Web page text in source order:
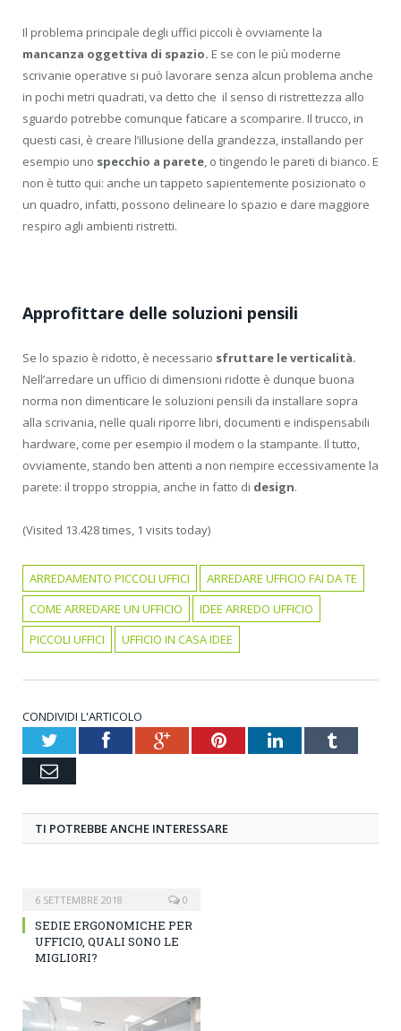
Il problema principale degli uffici piccoli è ovviamente la
mancanza oggettiva di spazio. E se con le più moderne
scrivanie operative si può lavorare senza alcun problema anche
in pochi metri quadrati, va detto che il senso di ristrettezza allo
sguardo potrebbe comunque faticare a scomparire. Il trucco, in
questi casi, è creare l’illusione della grandezza, installando per
esempio uno specchio a parete, o tingendo le pareti di bianco. E
non è tutto qui: anche un tappeto sapientemente posizionato o
un quadro, infatti, possono delineare lo spazio e dare maggiore
respiro agli ambienti ristretti.
Approfittare delle soluzioni pensili
Se lo spazio è ridotto, è necessario sfruttare le verticalità.
Nell’arredare un ufficio di dimensioni ridotte è dunque buona
norma non dimenticare le soluzioni pensili da installare sopra
alla scrivania, nelle quali riporre libri, documenti e indispensabili
hardware, come per esempio il modem o la stampante. Il tutto,
ovviamente, stando ben attenti a non riempire eccessivamente la
parete: il troppo stroppia, anche in fatto di design.
(Visited 13.428 times, 1 visits today)
ARREDAMENTO PICCOLI UFFICI
ARREDARE UFFICIO FAI DA TE
COME ARREDARE UN UFFICIO
IDEE ARREDO UFFICIO
PICCOLI UFFICI
UFFICIO IN CASA IDEE
CONDIVIDI L'ARTICOLO
TwitterFacebookGoogle+PinterestLinkedInTumblr
Email
TI POTREBBE ANCHE INTERESSARE
6 SETTEMBRE 2018 0
SEDIE ERGONOMICHE PER
UFFICIO, QUALI SONO LE
MIGLIORI?